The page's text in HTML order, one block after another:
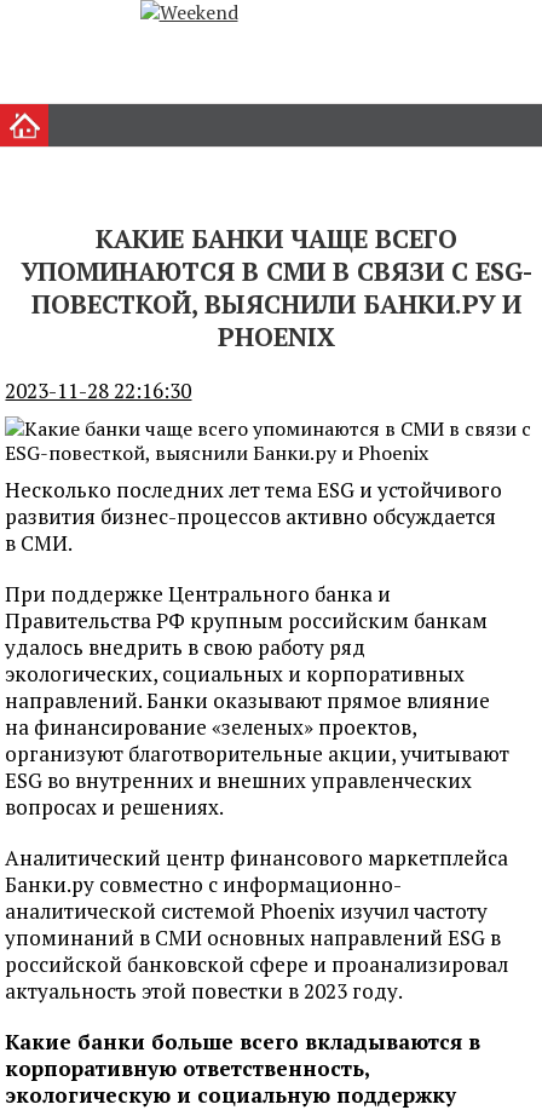
КАКИЕ БАНКИ ЧАЩЕ ВСЕГО
УПОМИНАЮТСЯ В СМИ В СВЯЗИ С ESG-
ПОВЕСТКОЙ, ВЫЯСНИЛИ БАНКИ.РУ И
PHOENIX
2023-11-28 22:16:30
Несколько последних лет тема ESG и устойчивого
развития бизнес-процессов активно обсуждается
в СМИ.
При поддержке Центрального банка и
Правительства РФ крупным российским банкам
удалось внедрить в свою работу ряд
экологических, социальных и корпоративных
направлений. Банки оказывают прямое влияние
на финансирование «зеленых» проектов,
организуют благотворительные акции, учитывают
ESG во внутренних и внешних управленческих
вопросах и решениях.
Аналитический центр финансового маркетплейса
Банки.ру совместно с информационно-
аналитической системой Phoenix изучил частоту
упоминаний в СМИ основных направлений ESG в
российской банковской сфере и проанализировал
актуальность этой повестки в 2023 году.
Какие банки больше всего вкладываются в
корпоративную ответственность,
экологическую и социальную поддержку